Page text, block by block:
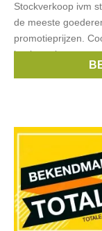
Stockverkoop ivm
de meeste
promotieprijzen.
kookgerei.
lekué,